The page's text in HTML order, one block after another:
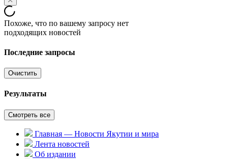
Похоже, что по вашему запросу нет
подходящих новостей
Последние запросы
Очистить
Результаты
Смотреть все
Главная — Новости Якутии и мира
Лента новостей
Об издании